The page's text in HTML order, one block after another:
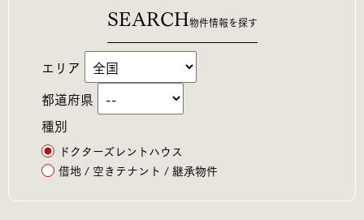
SEARCH物件情報を探す
エリア
都道府県
種別
ドクターズレントハウス
借地 / 空きテナント / 継承物件